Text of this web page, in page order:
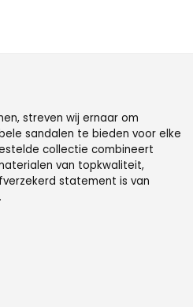
streven wij ernaar om
sandalen te bieden voor elke
collectie combineert
van topkwaliteit,
statement is van